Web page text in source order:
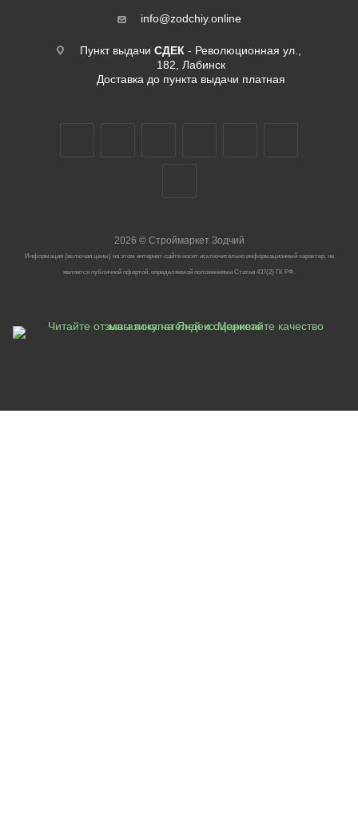
info@zodchiy.online
Пункт выдачи СДЕК - Революционная ул.,
182, Лабинск
Доставка до пункта выдачи платная
2026 ©Строймаркет Зодчий
Информация (включая цены) на этом интернет-сайте носит исключительно информационный характер, не
является публичной офертой, определяемой положениями Статьи 437(2) ГК РФ.